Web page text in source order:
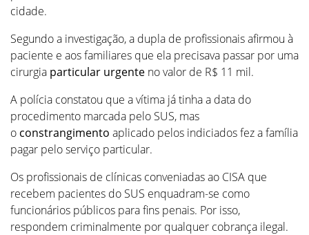
cidade.
Segundo a investigação, a dupla de profissionais afirmou à
paciente e aos familiares que ela precisava passar por uma
cirurgia particular urgente no valor de R$ 11 mil.
A polícia constatou que a vítima já tinha a data do
procedimento marcada pelo SUS, mas
o constrangimento aplicado pelos indiciados fez a família
pagar pelo serviço particular.
Os profissionais de clínicas conveniadas ao CISA que
recebem pacientes do SUS enquadram-se como
funcionários públicos para fins penais. Por isso,
respondem criminalmente por qualquer cobrança ilegal.